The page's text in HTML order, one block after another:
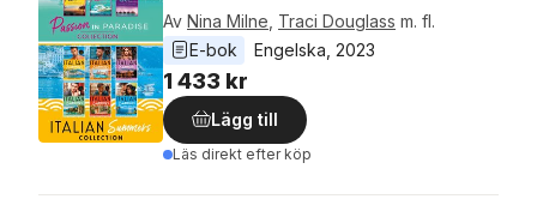
Av Nina Milne Traci Douglass m. fl.
E-bok
Engelska 2023
1 433 kr
Lägg till
Läs direkt efter köp